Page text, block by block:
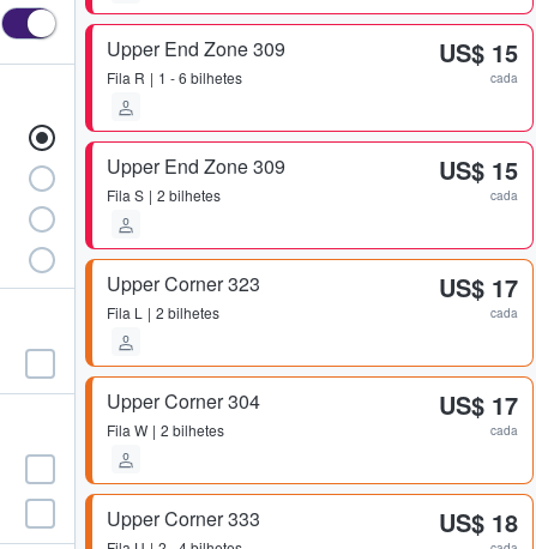
Upper End Zone 309
Fila R 1 - 6 bilhetes
US$ 15
cada
Upper End Zone 309
Fila S 2 bilhetes
US$ 15
cada
Upper Corner 323
Fila L 2 bilhetes
US$ 17
cada
Upper Corner 304
Fila W 2 bilhetes
US$ 17
cada
Upper Corner 333 US$ 18